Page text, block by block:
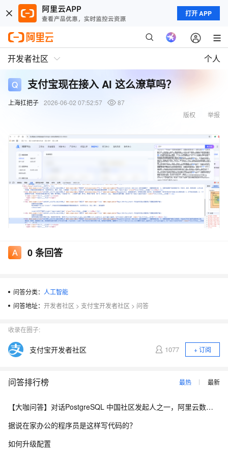
打开 APP
开发者社区 个人
支付宝现在接入 AI 这么潦草吗？
上海扛把子 2026-06-02 07:52:57
87
举报
版权
在导航栏中输入问题，直接给底层输出干出来了？
0条回答
问答分类： 人工智能
问答地址： 开发者社区 > 支付宝开发者社区 > 问答
收录在圈子:
支付宝开发者社区 1077 + 订阅
问答排行榜 最热 最新
【大咖问答】对话PostgreSQL 中国社区发起人之一，阿里云数据库高级专家 德哥
据说在家办公的程序员是这样写代码的？
如何升级配置